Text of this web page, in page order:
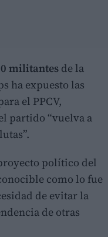
militantes de la
ha expuesto las
el PPCV,
partido “vuelva a
político del
como lo fue
de evitar la
de otras